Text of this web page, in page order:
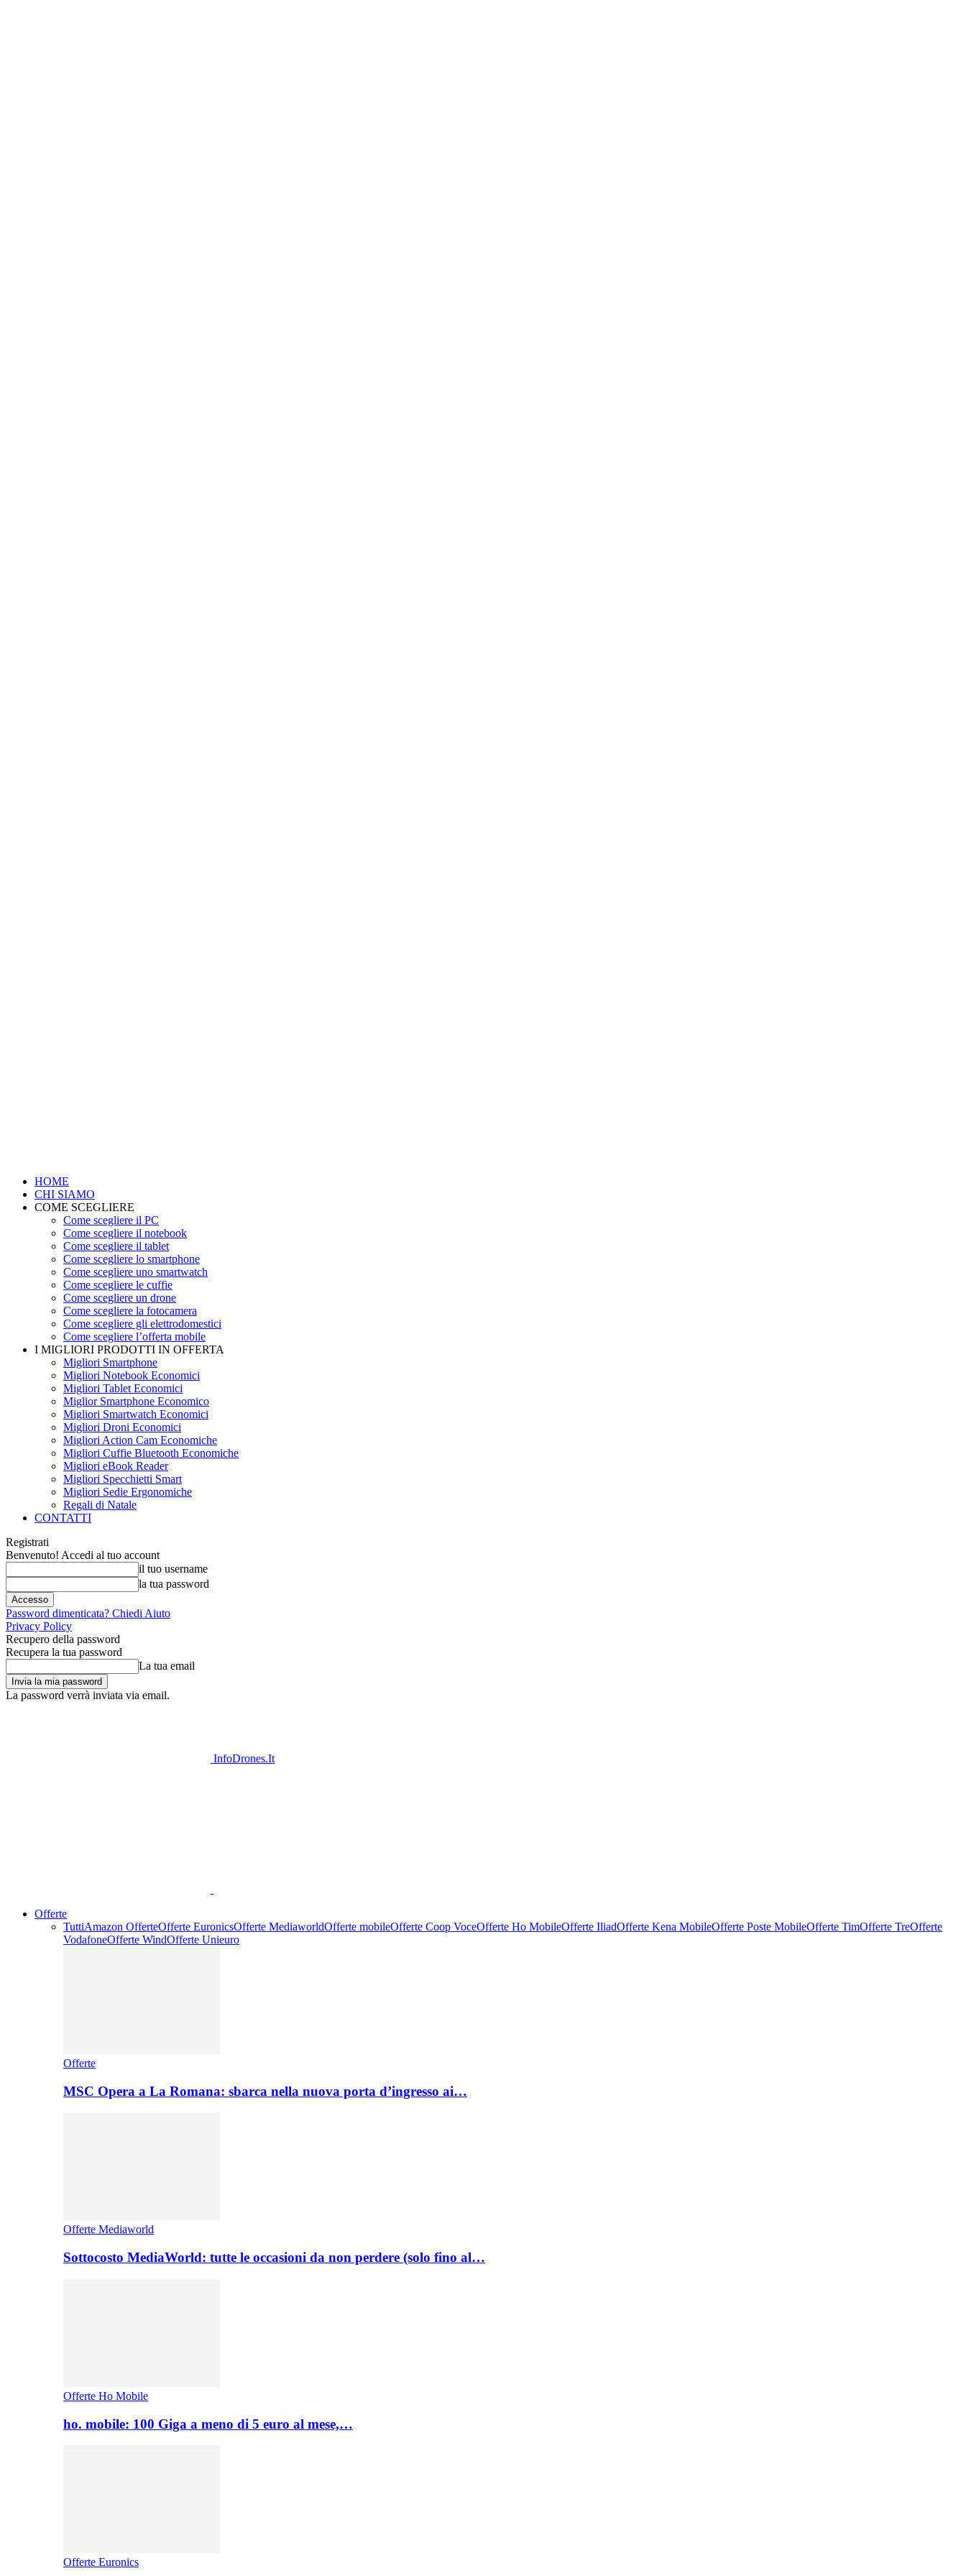
HOME
CHI SIAMO
COME SCEGLIERE
Come scegliere il PC
Come scegliere il notebook
Come scegliere il tablet
Come scegliere lo smartphone
Come scegliere uno smartwatch
Come scegliere le cuffie
Come scegliere un drone
Come scegliere la fotocamera
Come scegliere gli elettrodomestici
Come scegliere l’offerta mobile
I MIGLIORI PRODOTTI IN OFFERTA
Migliori Smartphone
Migliori Notebook Economici
Migliori Tablet Economici
Miglior Smartphone Economico
Migliori Smartwatch Economici
Migliori Droni Economici
Migliori Action Cam Economiche
Migliori Cuffie Bluetooth Economiche
Migliori eBook Reader
Migliori Specchietti Smart
Migliori Sedie Ergonomiche
Regali di Natale
CONTATTI
Registrati
Benvenuto! Accedi al tuo account
il tuo username
la tua password
Password dimenticata? Chiedi Aiuto
Privacy Policy
Recupero della password
Recupera la tua password
La tua email
La password verrà inviata via email.
InfoDrones.It
Offerte
TuttiAmazon OfferteOfferte EuronicsOfferte MediaworldOfferte mobileOfferte Coop VoceOfferte Ho MobileOfferte IliadOfferte Kena MobileOfferte Poste MobileOfferte TimOfferte TreOfferte
VodafoneOfferte WindOfferte Unieuro
Offerte
MSC Opera a La Romana: sbarca nella nuova porta d’ingresso ai…
Offerte Mediaworld
Sottocosto MediaWorld: tutte le occasioni da non perdere (solo fino al…
Offerte Ho Mobile
ho. mobile: 100 Giga a meno di 5 euro al mese,…
Offerte Euronics